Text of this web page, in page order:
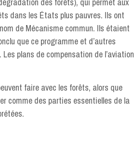
dans les États plus pauvres. Ils ont
de Mécanisme commun. Ils étaient
que ce programme et d’autres
plans de compensation de l’aviation
faire avec les forêts, alors que
comme des parties essentielles de la